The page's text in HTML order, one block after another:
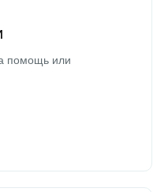
помощь или